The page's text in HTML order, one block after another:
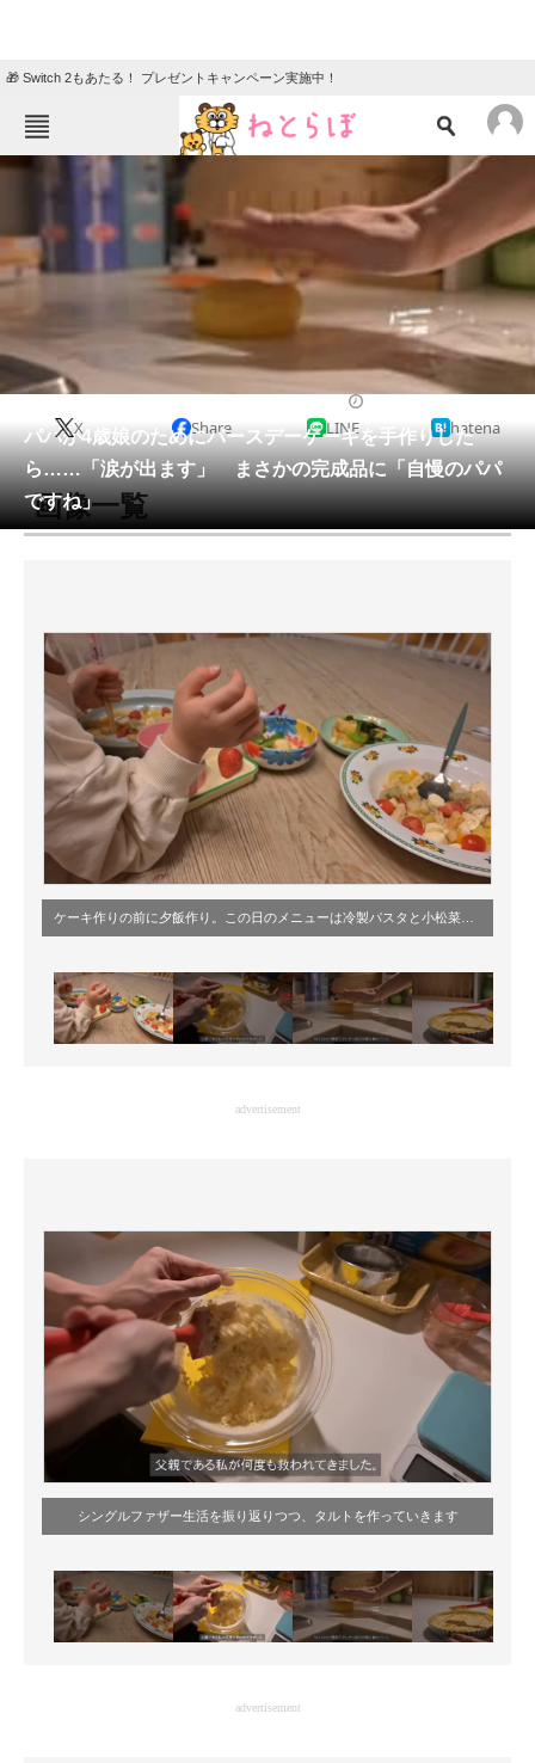
🎁 Switch 2もあたる！ プレゼントキャンペーン実施中！
ねとらぼメニュー
エンタメ
地域
住まい 教育・育児
動物
会員記事
メディア
注目記事を集めた総合ページ
スマホと通信の最新トレンド
進化するPCとデバイスの未来
好きが集まる 比べて選べる
ビジネスと働き方のヒント
AI活用のいまが分かる
マーケ×ITの今がよく分かる
ITエンジニア向け専門サイト
モノづくり技術者専門サイト
エレクトロニクス専門サイト
電子設計の基本と応用
エネルギーの専門メディア
建設×テクノロジーの最前線
ちょっと気になるネットの話題
パパが4歳娘のためにバースデーケーキを手作りした
ら……「涙が出ます」 まさかの完成品に「自慢のパパ
ですね」
X Share LINE hatena
画像一覧
advertisement
シングルファザー生活を振り返りつつ、タルトを作っていきます
advertisement